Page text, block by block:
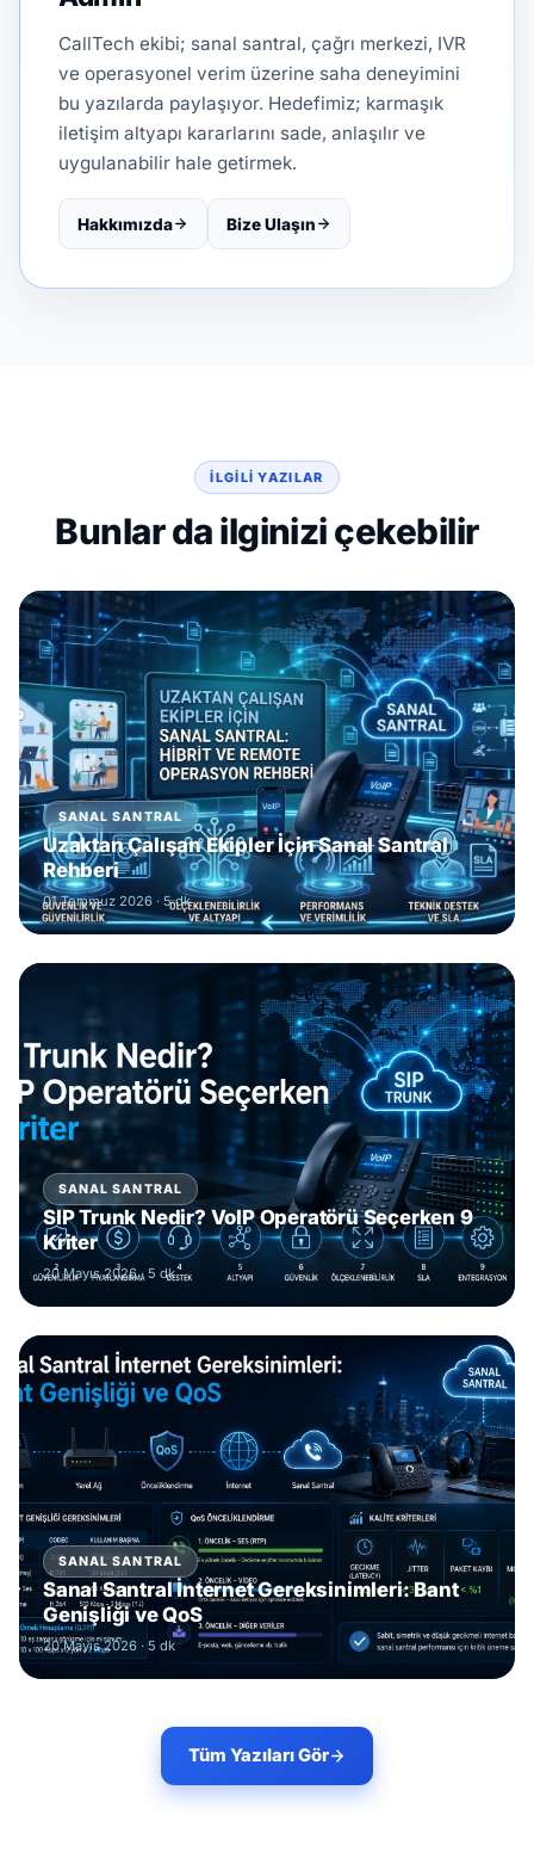
CallTech ekibi; sanal santral, çağrı merkezi, IVR
ve operasyonel verim üzerine saha deneyimini
bu yazılarda paylaşıyor. Hedefimiz; karmaşık
iletişim altyapı kararlarını sade, anlaşılır ve
uygulanabilir hale getirmek.
Hakkımızda Bize Ulaşın
İLGILI YAZILAR
Bunlar da ilginizi çekebilir
SANAL SANTRAL
Uzaktan Çalışan Ekipler İçin Sanal Santral
Rehberi
01 Temmuz 2026 · 5 dk
SANAL SANTRAL
SIP Trunk Nedir? VoIP Operatörü Seçerken 9
Kriter
20 Mayıs 2026· 5 dk
SANAL SANTRAL
Sanal Santral İnternet Gereksinimleri: Bant
Genişliği ve QoS
20 Mayıs 2026 · 5 dk
Tüm Yazıları Gör